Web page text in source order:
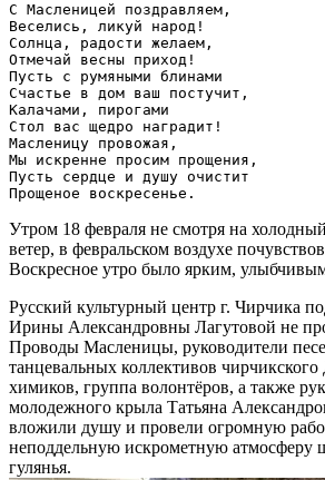
С Масленицей поздравляем,
Веселись, ликуй народ!
Солнца, радости желаем,
Отмечай весны приход!
Пусть с румяными блинами
Счастье в дом ваш постучит,
Калачами, пирогами
Стол вас щедро наградит!
Масленицу провожая,
Мы искренне просим прощения,
Пусть сердце и душу очистит
Утром 18 февраля не смотря на
ветер, в февральском воздухе
Воскресное утро было ярким,
Русский культурный центр г. Чирчика
Ирины Александровны Лагутовой не
Проводы Масленицы, руководители
танцевальных коллективов
химиков, группа волонтёров, а также
молодежного крыла Татьяна
вложили душу и провели огромную
неподдельную искрометную атмосферу
гулянья.